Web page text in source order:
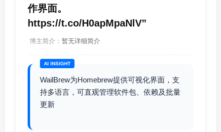
作界面。
https://t.co/H0apMpaNlV”
博主简介： 暂无详细简介
AI INSIGHT
WailBrew为Homebrew提供可视化界面，支
持多语言，可直观管理软件包、依赖及批量
更新